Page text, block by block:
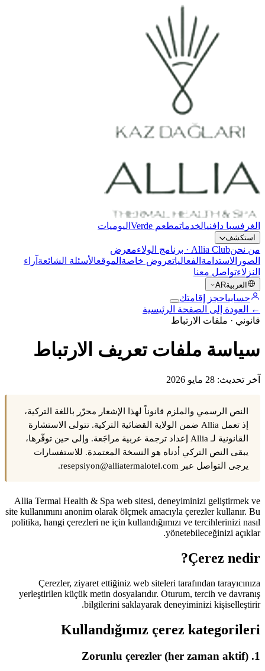
الغرفسبا دافنيالخدماتمطعم Verde اليوميات
استكشف
من نحنAllia Club · برنامج الولاء
معرض
الصور الاستدامة الفعالياتعروض خاصة الموقعالأسئلة الشائعة آراء
النزلاءتواصل معنا
العربيةAR
حسابياحجز إقامتك
←
العودة إلى الصفحة الرئيسية
قانوني · ملفات الارتباط
سياسة ملفات تعريف الارتباط
آخر تحديث: 28 مايو 2026
النص الرسمي والملزم قانوناً لهذا الإشعار محرّر باللغة التركية،
إذ تعمل Allia ضمن الولاية القضائية التركية. تتولى الاستشارة
القانونية لـ Allia إعداد ترجمة عربية مراجَعة. وإلى حين توفّرها،
يبقى النص التركي أدناه هو النسخة المعتمدة. للاستفسارات
يرجى التواصل عبر resepsiyon@alliatermalotel.com.
Allia Termal Health & Spa web sitesi, deneyiminizi geliştirmek ve
site kullanımını anonim olarak ölçmek amacıyla çerezler kullanır. Bu
politika, hangi çerezleri ne için kullandığımızı ve tercihlerinizi nasıl
yönetebileceğinizi açıklar.
Çerez nedir?
Çerezler, ziyaret ettiğiniz web siteleri tarafından tarayıcınıza
yerleştirilen küçük metin dosyalarıdır. Oturum, tercih ve davranış
bilgilerini saklayarak deneyiminizi kişiselleştirir.
Kullandığımız çerez kategorileri
1. Zorunlu çerezler (her zaman aktif)